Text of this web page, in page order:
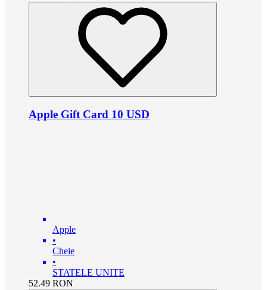
Apple Gift Card 10 USD
Apple
•
Cheie
•
STATELE UNITE
52.49 RON